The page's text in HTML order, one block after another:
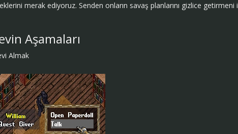
merak ediyoruz. Senden onların savaş planlarını gizlice getirmeni
Aşamaları
Almak